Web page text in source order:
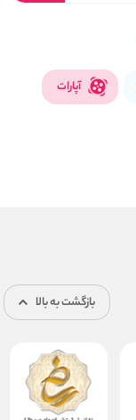
آپارات
بازگشت به بالا